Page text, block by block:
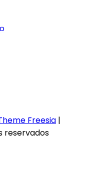
Freesia |
reservados